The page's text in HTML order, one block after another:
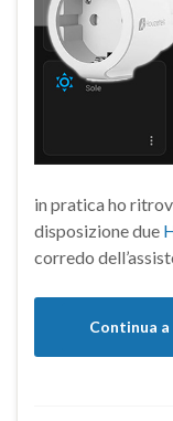
in pratica ho
disposizione due
corredo
Continua